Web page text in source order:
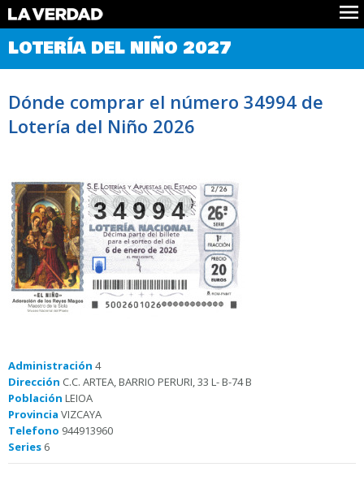
Comprobar Loteria del Niño
Premios
Noticias
Datos
LOTERÍA DEL NIÑO 2027
Dónde comprar el número 34994 de
Lotería del Niño 2026
34994
Administración 4
Dirección C.C. ARTEA, BARRIO PERURI, 33 L- B-74 B
Población LEIOA
Provincia VIZCAYA
Telefono 944913960
Series 6